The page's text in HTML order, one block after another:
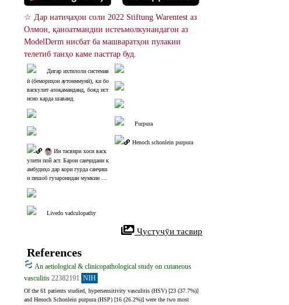
☆ Дар натиҷаҳои соли 2022 Stiftung Warentest аз
Олмон, қаноатмандии истеъмолкунандагон аз
ModelDerm нисбат ба машваратҳои пулакии
телетиб танҳо каме пасттар буд.
Дигар ихтилоли системав
ӣ (бемориҳои аутоиммунӣ), ки бо
васкулит алоқаманданд, бояд ист
исно карда шаванд.
Ин тасвири хоси васк
улити пой аст. Барои санҷидани к
амбудиҳо дар кори гурда санҷиш
и пешоб гузаронидан мумкин ас
Livedo vadculopathy
Purpura
Henoch schonlein purpura
Ҷустуҷӯи тасвир
References
An aetiological & clinicopathological study on cutaneous
vasculitis 22382191 NIH
Of the 61 patients studied, hypersensitivity vasculitis (HSV) [23 (37.7%)]
and Henoch Schonlein purpura (HSP) [16 (26.2%)] were the two most